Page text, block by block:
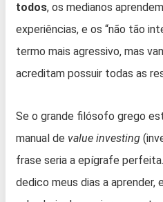
todos, os medianos
experiências, e os “não tão
termo mais agressivo, mas
acreditam possuir todas as
Se o grande filósofo grego
manual de value investing
frase seria a epígrafe
dedico meus dias a